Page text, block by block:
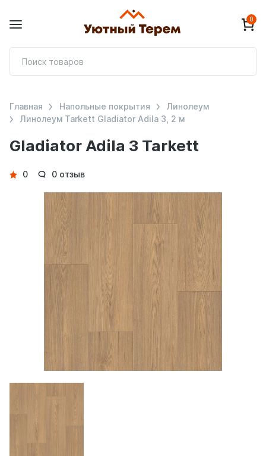
0
Gladiator Adila 3 Tarkett
Главная Напольные покрытия
Линолеум
Линолеум Tarkett Gladiator Adila 3, 2 м
Детали
товара
0 0 отзыв